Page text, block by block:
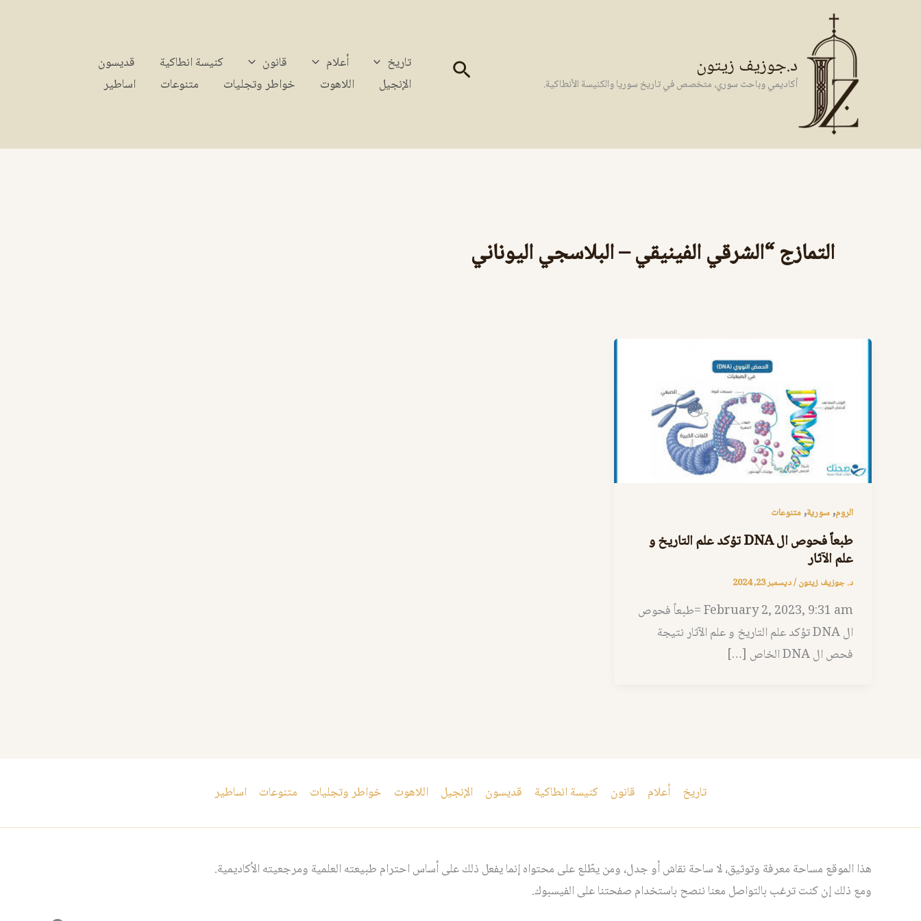
د.جوزيف زيتون
أكاديمي وباحث سوري، متخصص في تاريخ سوريا والكنيسة الأنطاكية. البحث تاريخ أعلام قانون كنيسة انطاكية
قديسون
الإنجيل
اللاهوت خواطر وتجليات متنوعات اساطير
التمازج “الشرقي الفينيقي – البلاسجي اليوناني
الروم,سورية,متنوعات
طبعاً فحوص ال DNA تؤكد علم التاريخ و
علم الآثار
د. جوزيف زيتون/ديسمبر 23, 2024
February 2, 2023, 9:31 am =طبعاً فحوص
ال DNA تؤكد علم التاريخ و علم الآثار نتيجة
فحص ال DNA الخاص […]
تاريخ أعلام قانون كنيسة انطاكية قديسون الإنجيل اللاهوت خواطر وتجليات متنوعات اساطير
هذا الموقع مساحة معرفة وتوثيق، لا ساحة نقاش أو جدل، ومن يطّلع على محتواه إنما يفعل ذلك على أساس احترام طبيعته العلمية ومرجعيته الأكاديمية.
ومع ذلك إن كنت ترغب بالتواصل معنا ننصح باستخدام صفحتنا على الفيسبوك.